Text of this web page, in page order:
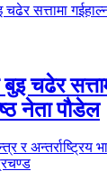
चढेर
नेता पौडेल